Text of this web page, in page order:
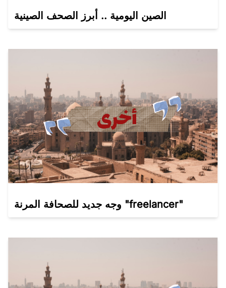
الصين اليومية .. أبرز الصحف الصينية
وجه جديد للصحافة المرنة "freelancer"